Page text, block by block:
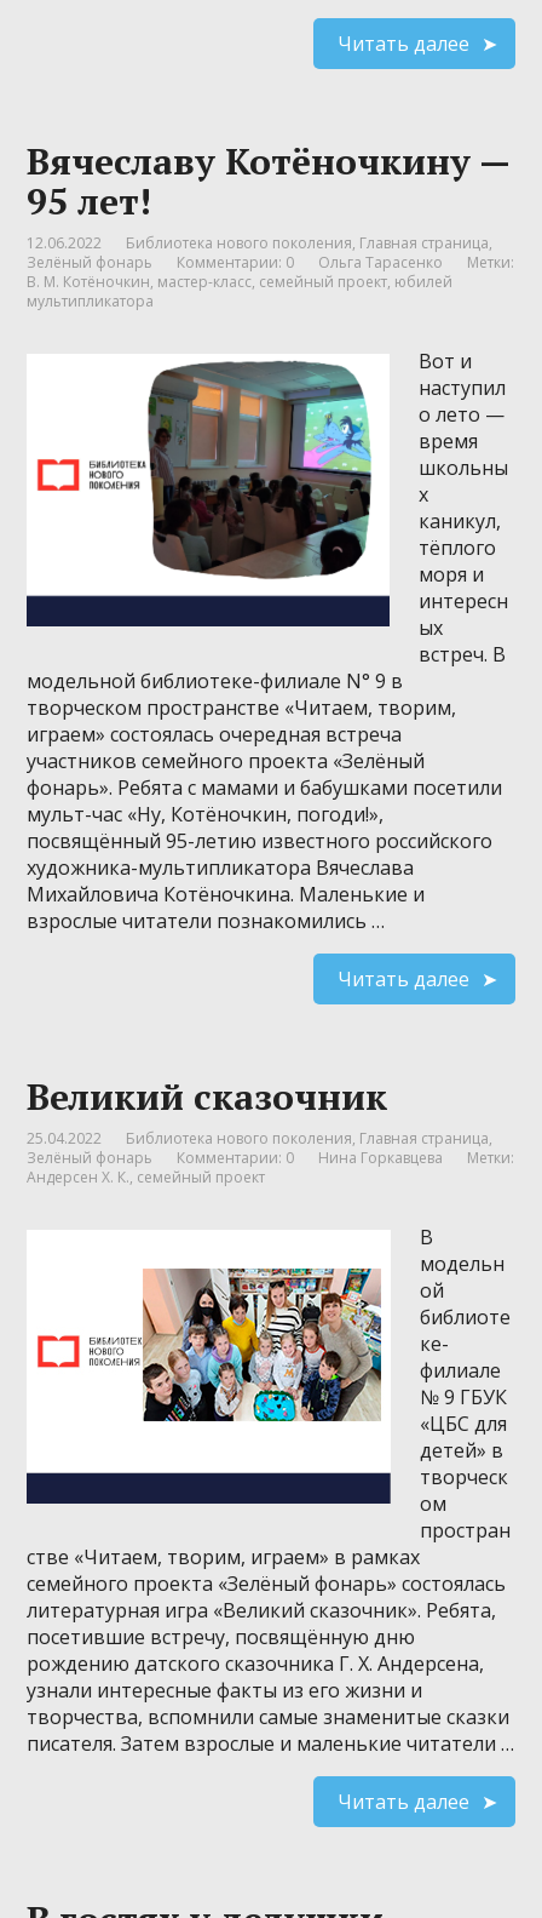
Читать далее
Вячеславу Котёночкину —
95 лет!
12.06.2022 Библиотека нового поколения, Главная страница,
Зелёный фонарь
Комментарии: 0 Ольга Тарасенко
Метки:
В. М. Котёночкин, мастер-класс, семейный проект, юбилей
мультипликатора
Вот и
наступил
о лето —
время
школьны
х
каникул,
тёплого
моря и
интересн
ых
встреч. В
модельной библиотеке-филиале N° 9 в
творческом пространстве «Читаем, творим,
играем» состоялась очередная встреча
участников семейного проекта «Зелёный
фонарь». Ребята с мамами и бабушками посетили
мульт-час «Ну, Котёночкин, погоди!»,
посвящённый 95-летию известного российского
художника-мультипликатора Вячеслава
Михайловича Котёночкина. Маленькие и
взрослые читатели познакомились …
Читать далее
Великий сказочник
25.04.2022 Библиотека нового поколения, Главная страница,
Зелёный фонарь
Комментарии: 0 Нина Горкавцева
Метки:
Андерсен Х. К., семейный проект
В
модельн
ой
библиоте
ке-
филиале
№ 9 ГБУК
«ЦБС для
детей» в
творческ
ом
простран
стве «Читаем, творим, играем» в рамках
семейного проекта «Зелёный фонарь» состоялась
литературная игра «Великий сказочник». Ребята,
посетившие встречу, посвящённую дню
рождению датского сказочника Г. Х. Андерсена,
узнали интересные факты из его жизни и
творчества, вспомнили самые знаменитые сказки
писателя. Затем взрослые и маленькие читатели …
Читать далее